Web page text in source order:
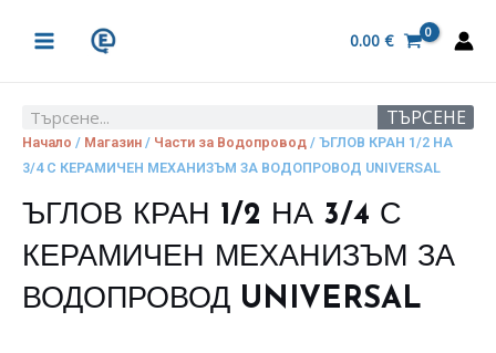
MENU
0.00 €
Search ТЪРСЕНЕ
Начало / Магазин / Части за Водопровод / ЪГЛОВ КРАН 1/2 НА
3/4 С КЕРАМИЧЕН МЕХАНИЗЪМ ЗА ВОДОПРОВОД UNIVERSAL
ЪГЛОВ КРАН 1/2 НА 3/4 С
КЕРАМИЧЕН МЕХАНИЗЪМ ЗА
ВОДОПРОВОД UNIVERSAL